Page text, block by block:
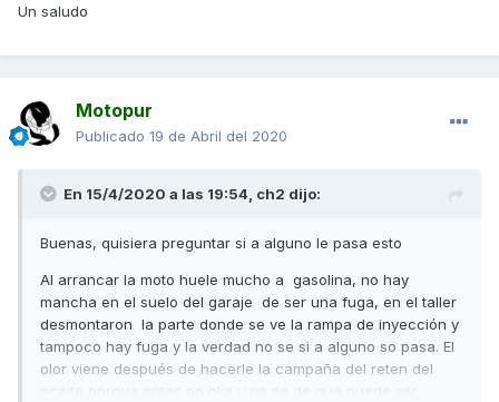
Un saludo
Motopur
Publicado 19 de Abril del 2020
En 15/4/2020 a las 19:54, ch2 dijo:
Buenas, quisiera preguntar si a alguno le pasa esto
Al arrancar la moto huele mucho a gasolina, no hay
mancha en el suelo del garaje de ser una fuga, en el taller
desmontaron la parte donde se ve la rampa de inyección y
tampoco hay fuga y la verdad no se si a alguno so pasa. El
olor viene después de hacerle la campaña del reten del
aceite porque antes no olía y no se de que puede ser.